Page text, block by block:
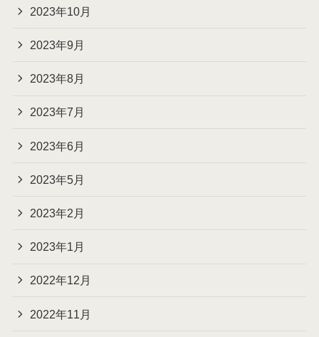
2023年10月
2023年9月
2023年8月
2023年7月
2023年6月
2023年5月
2023年2月
2023年1月
2022年12月
2022年11月